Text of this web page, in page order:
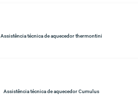
Assistência técnica de aquecedor thermontini
Assistência técnica de aquecedor Cumulus